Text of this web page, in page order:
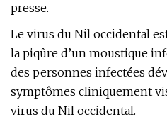
presse.
Le virus du Nil occidental
la piqûre d’un moustique
des personnes infectées
symptômes cliniquement
virus du Nil occidental.